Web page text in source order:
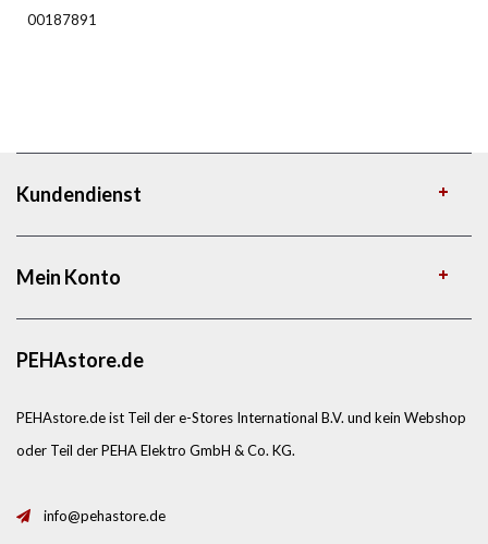
00187891
Kundendienst
Mein Konto
PEHAstore.de
PEHAstore.de ist Teil der e-Stores International B.V. und kein Webshop
oder Teil der PEHA Elektro GmbH & Co. KG.
info@pehastore.de